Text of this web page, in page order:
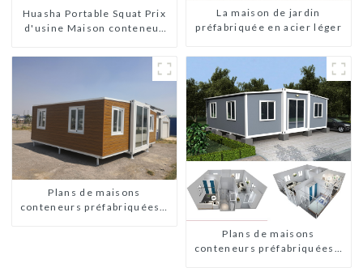
Huasha Portable Squat Prix
d'usine Maison conteneur
Toilettes préfabriquées
Personnalisée
La maison de jardin
préfabriquée en acier léger
Plans de maisons
conteneurs préfabriquées à
Plans de maisons
conteneurs préfabriquées à